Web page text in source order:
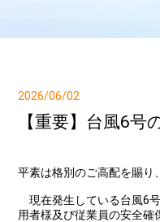
2026/06/02
【重要】台風6
平素は格別のご高配を賜り
現在発生している台風6
用者様及び従業員の安全確